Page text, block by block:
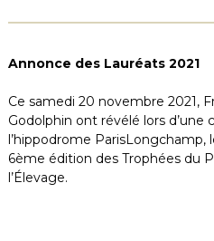
Annonce des Lauréats 2021
Ce samedi 20 novembre 2021,
Godolphin ont révélé lors d’une
l’hippodrome ParisLongchamp,
6ème édition des Trophées du
l’Élevage.